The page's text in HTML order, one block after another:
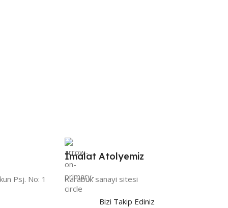
Psj. No: 1
İmalat Atolyemiz
Karabük sanayi sitesi
Bizi Takip Ediniz